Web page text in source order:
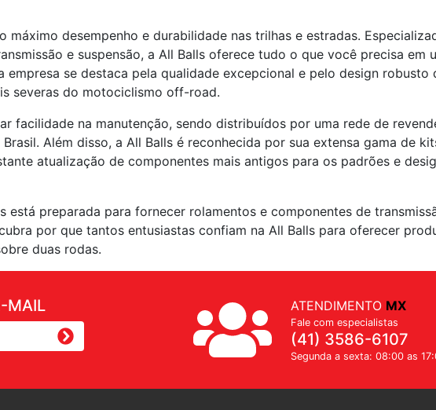
máximo desempenho e durabilidade nas trilhas e estradas.
e suspensão, a All Balls oferece tudo o que você precisa em
se destaca pela qualidade excepcional e pelo design robusto
severas do motociclismo off-road.
facilidade na manutenção, sendo distribuídos por uma rede de
Além disso, a All Balls é reconhecida por sua extensa gama de
atualização de componentes mais antigos para os padrões e
está preparada para fornecer rolamentos e componentes de
por que tantos entusiastas confiam na All Balls para oferecer
duas rodas.
MAIL ATENDIMENTO MX
Fale com especialistas
(41) 3586-6107
Segunda a sexta: 08:00 as